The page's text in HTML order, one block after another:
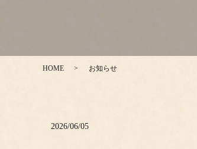
HOME お知らせ
2026/06/05